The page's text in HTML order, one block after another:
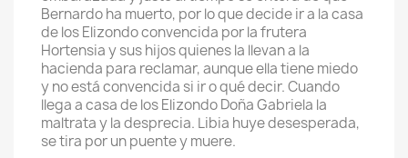
Bernardo ha muerto, por lo que decide ir a la casa
de los Elizondo convencida por la frutera
Hortensia y sus hijos quienes la llevan a la
hacienda para reclamar, aunque ella tiene miedo
y no está convencida si ir o qué decir. Cuando
llega a casa de los Elizondo Doña Gabriela la
maltrata y la desprecia. Libia huye desesperada,
se tira por un puente y muere.